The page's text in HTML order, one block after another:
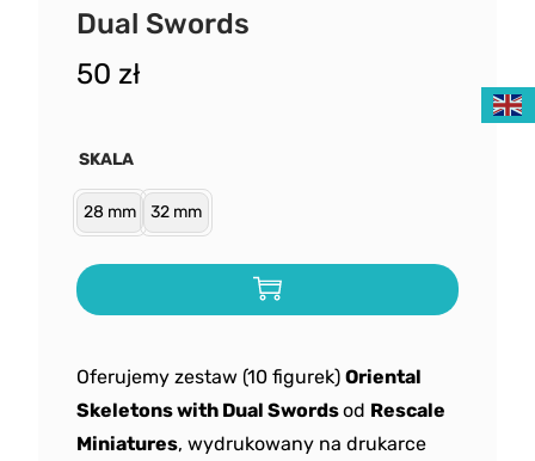
Dual Swords
50 zł
Oferujemy zestaw (10 figurek) Oriental
Skeletons with Dual Swordsod Rescale
Miniatures, wydrukowany na drukarce
SKALA
28 mm 32 mm